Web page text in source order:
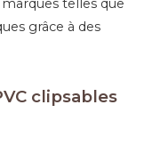
telles que
grâce à des
clipsables